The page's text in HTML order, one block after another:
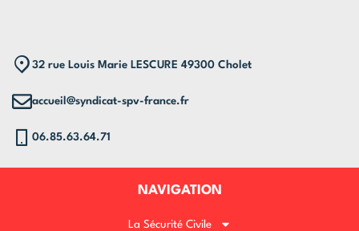
32 rue Louis Marie LESCURE 49300 Cholet
accueil@syndicat-spv-france.fr
06.85.63.64.71
NAVIGATION
La Sécurité Civile